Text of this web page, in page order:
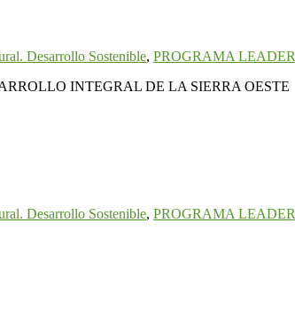
Desarrollo Sostenible, PROGRAMA LEADER
INTEGRAL DE LA SIERRA OESTE
Desarrollo Sostenible, PROGRAMA LEADER